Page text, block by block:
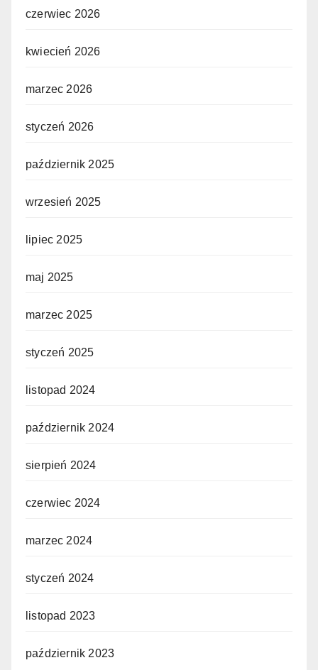
czerwiec 2026
kwiecień 2026
marzec 2026
styczeń 2026
październik 2025
wrzesień 2025
lipiec 2025
maj 2025
marzec 2025
styczeń 2025
listopad 2024
październik 2024
sierpień 2024
czerwiec 2024
marzec 2024
styczeń 2024
listopad 2023
październik 2023